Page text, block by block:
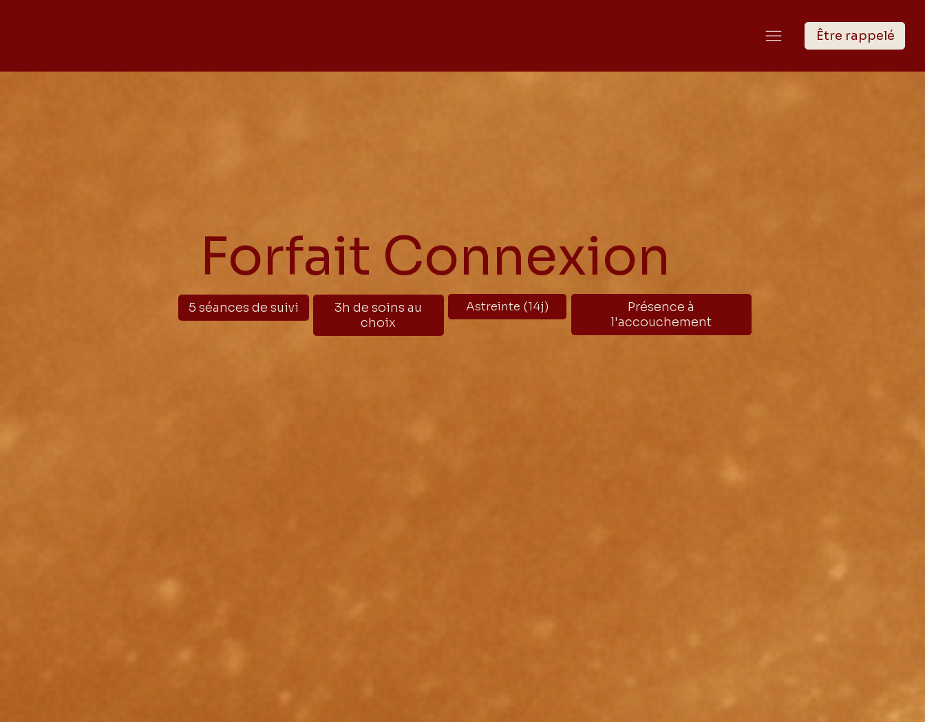
Être rappelé
Forfait Connexion
5 séances de suivi
3h de soins au
choix
Astreinte (14j)
Présence à
l'accouchement